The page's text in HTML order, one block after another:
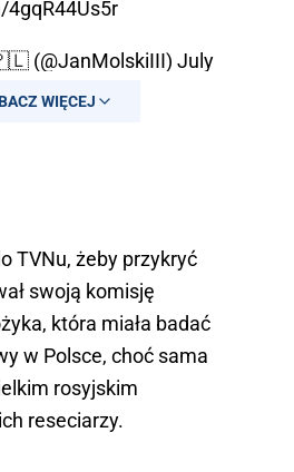
(@JanMolskiIII) July
WIĘCEJ
TVNu, żeby przykryć
swoją komisję
która miała badać
w Polsce, choć sama
rosyjskim
reseciarzy.